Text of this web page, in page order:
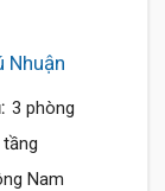
Nhuận
3 phòng
tầng
Nam